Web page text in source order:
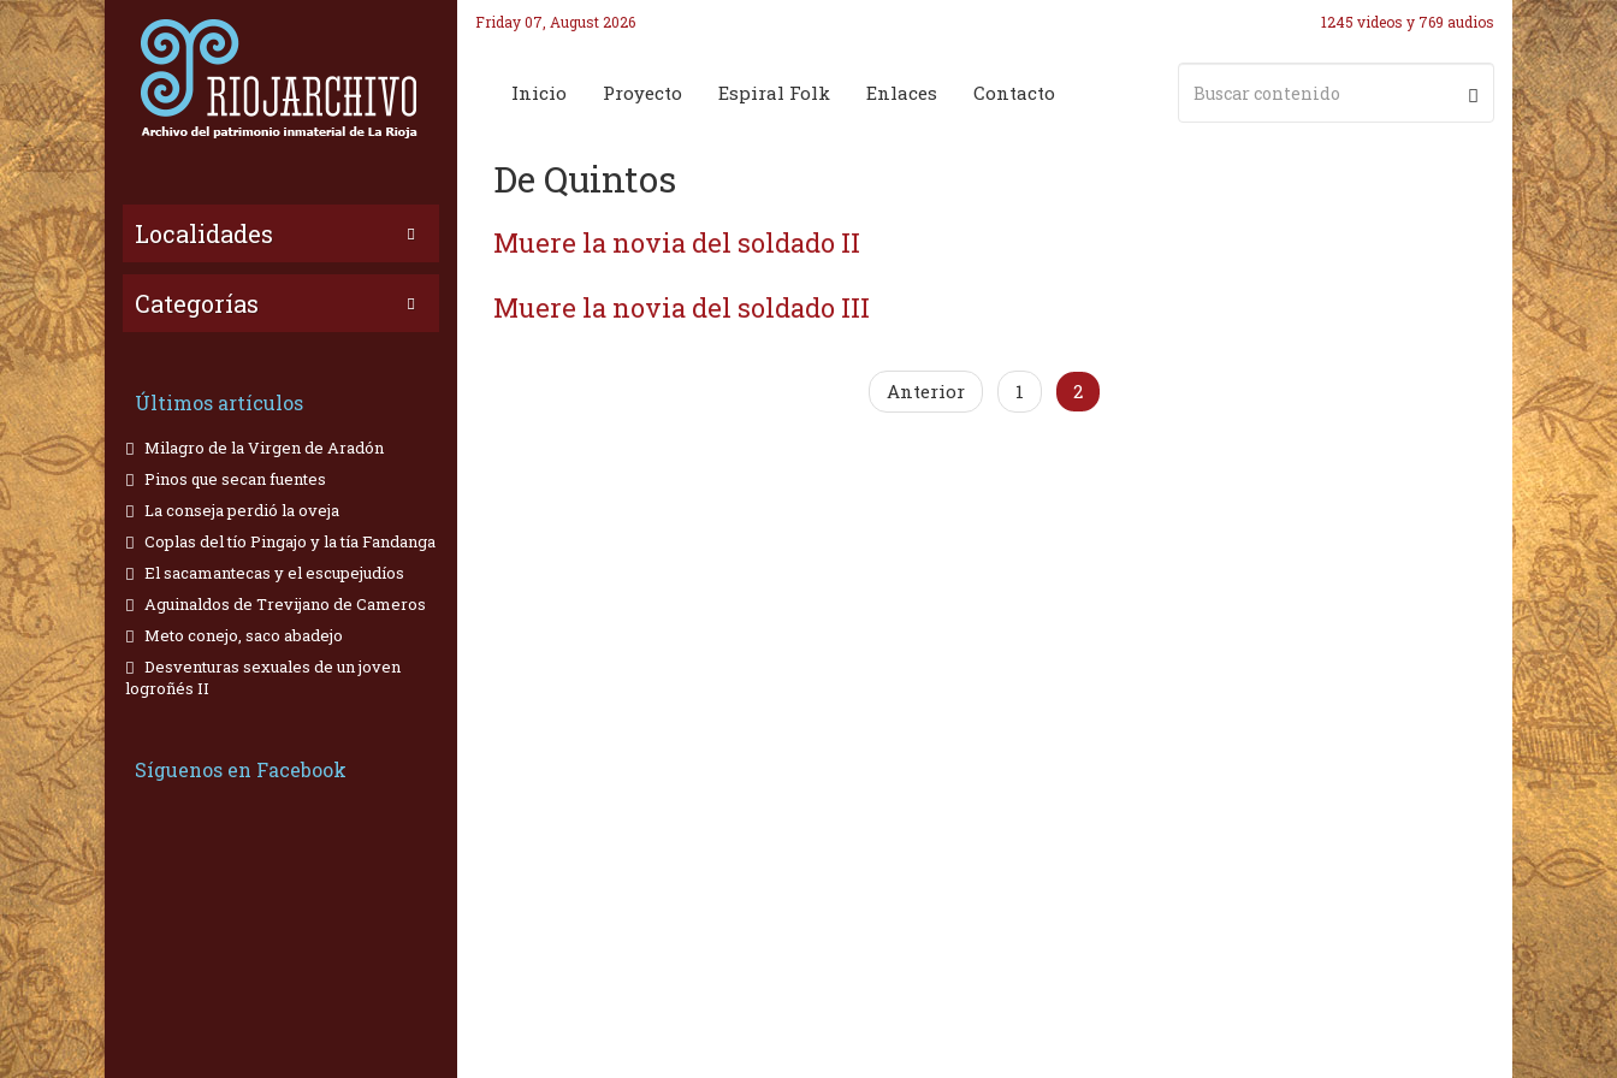
Localidades
Categorías
Últimos artículos
Milagro de la Virgen de Aradón
Pinos que secan fuentes
La conseja perdió la oveja
Coplas del tío Pingajo y la tía Fandanga
El sacamantecas y el escupejudíos
Aguinaldos de Trevijano de Cameros
Meto conejo, saco abadejo
Desventuras sexuales de un joven
logroñés II
Síguenos en Facebook
Friday 07, August 2026 1245 videos y 769 audios
Inicio Proyecto Espiral Folk Enlaces Contacto
De Quintos
Muere la novia del soldado II
Muere la novia del soldado III
Anterior 1 2